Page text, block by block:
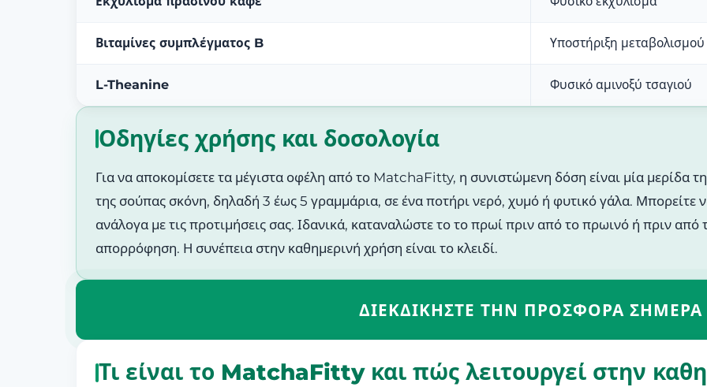
Βιταμίνες συμπλέγματος B Υποστήριξη μεταβολισμού
L-Theanine Φυσικό αμινοξύ τσαγιού
Οδηγίες χρήσης και δοσολογία
Για να αποκομίσετε τα μέγιστα οφέλη από το MatchaFitty, η συνιστώμενη δόση είναι μία μερίδα
της σούπας σκόνη, δηλαδή 3 έως 5 γραμμάρια, σε ένα ποτήρι νερό, χυμό ή φυτικό γάλα. Μπορείτε
ανάλογα με τις προτιμήσεις σας. Ιδανικά, καταναλώστε το το πρωί πριν από το πρωινό ή πριν από
απορρόφηση. Η συνέπεια στην καθημερινή χρήση είναι το κλειδί.
ΔΙΕΚΔΙΚΉΣΤΕ ΤΗΝ ΠΡΟΣΦΟΡΆ ΣΉΜΕΡΑ
Τι είναι το MatchaFitty και πώς λειτουργεί στην